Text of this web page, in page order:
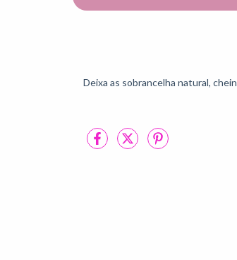
Deixa as sobrancelha natural,